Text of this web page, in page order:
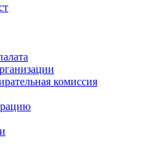
комиссия